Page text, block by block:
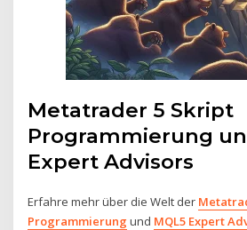
Metatrader 5 Skript
Programmierung
Expert Advisors
Erfahre mehr über die Welt der
Programmierung und MQL5 Expert